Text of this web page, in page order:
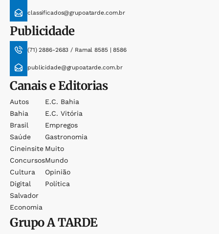
classificados@grupoatarde.com.br
Publicidade
(71) 2886-2683 / Ramal 8585 | 8586
publicidade@grupoatarde.com.br
Canais e Editorias
Autos
Bahia
Brasil
Saúde
Cineinsite
Concursos
Cultura
Digital
Salvador
Economia
E.c. Bahia
E.c. Vitória
Empregos
Gastronomia
Muito
Mundo
Opinião
Política
GrupoA TARDE